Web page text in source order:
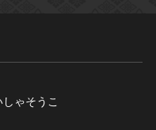
トのご意見はこちら
ゃそうこ